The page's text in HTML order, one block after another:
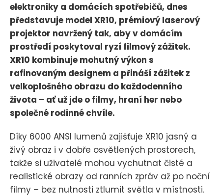
elektroniky a domácích spotřebičů, dnes
představuje model XR10, prémiový laserový
projektor navržený tak, aby v domácím
prostředí poskytoval ryzí filmový zážitek.
XR10 kombinuje mohutný výkon s
rafinovaným designem a přináší zážitek z
velkoplošného obrazu do každodenního
života – ať už jde o filmy, hraní her nebo
společné rodinné chvíle.
Díky 6000 ANSI lumenů zajišťuje XR10 jasný a
živý obraz i v dobře osvětlených prostorech,
takže si uživatelé mohou vychutnat čisté a
realistické obrazy od ranních zpráv až po noční
filmy – bez nutnosti ztlumit světla v místnosti.